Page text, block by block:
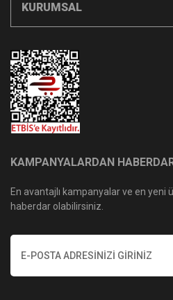
KURUMSAL
KAMPANYALARDAN
En avantajlı kampanyalar ve en
haberdar olabilirsiniz.